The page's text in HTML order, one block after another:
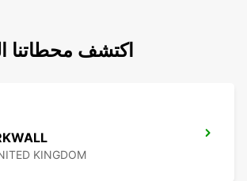
اكتشف محطاتنا
KINGDOM